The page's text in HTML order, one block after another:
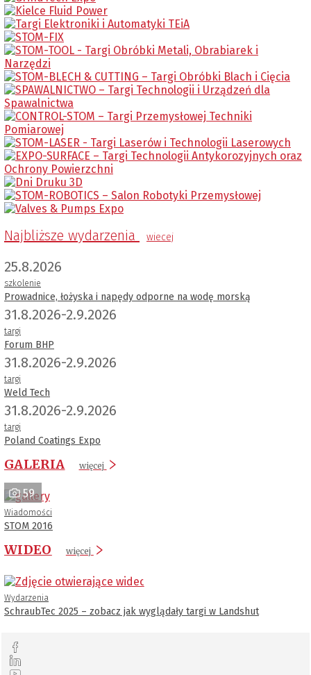
Najbliższe wydarzenia wiecej
25.8.2026
szkolenie
Prowadnice, łożyska i napędy odporne na wodę morską
31.8.2026-2.9.2026
targi
Forum BHP
31.8.2026-2.9.2026
targi
Weld Tech
31.8.2026-2.9.2026
targi
Poland Coatings Expo
GALERIA więcej
59
Wiadomości
STOM 2016
WIDEO więcej
Wydarzenia
SchraubTec 2025 – zobacz jak wyglądały targi w Landshut